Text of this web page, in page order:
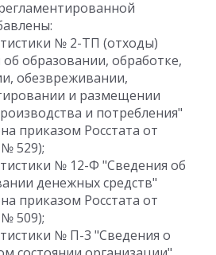
№ 2-ТП (отходы)
образовании, обработке,
обезвреживании,
и размещении
и потребления"
приказом Росстата от
№ 529);
№ 12-Ф "Сведения об
денежных средств"
приказом Росстата от
509);
№ П-3 "Сведения о